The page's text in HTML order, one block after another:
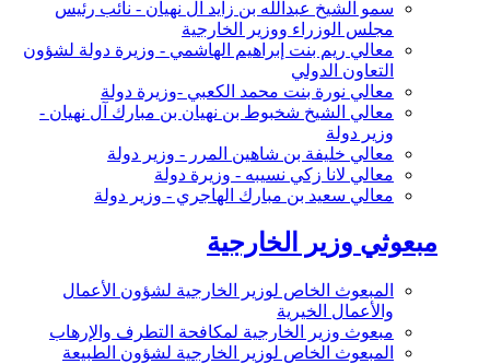
سمو الشيخ عبدالله بن زايد آل نهيان - نائب رئيس
مجلس الوزراء ووزير الخارجية
معالي ريم بنت إبراهيم الهاشمي - وزيرة دولة لشؤون
التعاون الدولي
معالي نورة بنت محمد الكعبي -وزيرة دولة
معالي الشيخ شخبوط بن نهيان بن مبارك آل نهيان -
وزير دولة
معالي خليفة بن شاهين المرر - وزير دولة
معالي لانا زكي نسيبه - وزيرة دولة
معالي سعيد بن مبارك الهاجري - وزير دولة
مبعوثي وزير الخارجية
المبعوث الخاص لوزير الخارجية لشؤون الأعمال
والأعمال الخيرية
مبعوث وزير الخارجية لمكافحة التطرف والإرهاب
المبعوث الخاص لوزير الخارجية لشؤون الطبيعة